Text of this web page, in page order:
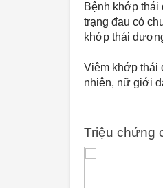
Bệnh khớp thái
trạng đau có
khớp thái
Viêm khớp thái
nhiên, nữ giới
Triệu chứng